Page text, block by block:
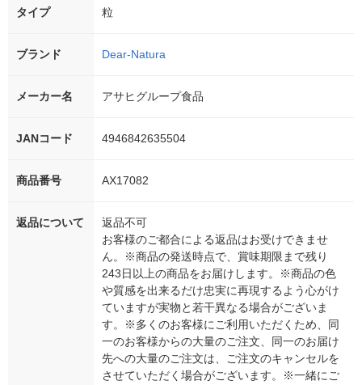
タイプ 粒
ブランド Dear-Natura
メーカー名 アサヒグループ食品
JANコード 4946842635504
商品番号 AX17082
返品について
返品不可
お客様のご都合による返品はお受けできませ
ん。※商品の発送時点で、賞味期限まで残り
243日以上の商品をお届けします。※商品の色
や質感を出来るだけ忠実に再現するよう心がけ
ていますが実物と若干異なる場合がございま
す。※多くのお客様にご利用いただくため、同
一のお客様からの大量のご注文、同一のお届け
先への大量のご注文は、ご注文のキャンセルを
させていただく場合がございます。※一緒にご